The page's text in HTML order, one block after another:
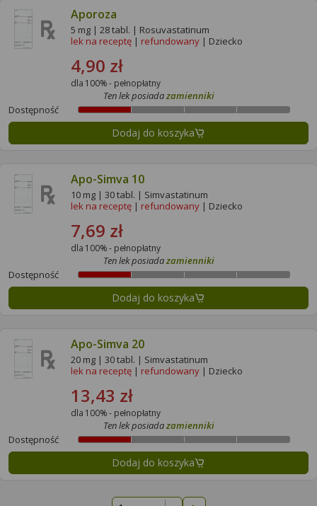
Aporoza
5 mg | 28 tabl. | Rosuvastatinum
lek na receptę | refundowany | Dziecko
4,90 zł
dla 100% - pełnopłatny
Dostępność
Ten lek posiadazamienniki
Dodaj do koszyka
Apo-Simva 10
10 mg | 30 tabl. | Simvastatinum
lek na receptę | refundowany | Dziecko
7,69 zł
dla 100% - pełnopłatny
Dostępność
Ten lek posiadazamienniki
Dodaj do koszyka
Apo-Simva 20
20 mg | 30 tabl. | Simvastatinum
lek na receptę | refundowany | Dziecko
13,43 zł
dla 100% - pełnopłatny
Dostępność
Ten lek posiadazamienniki
Dodaj do koszyka